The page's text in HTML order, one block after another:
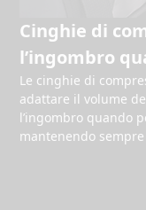
Cinghie di
l’ingombro
Le cinghie di
adattare il volume
l’ingombro quando
mantenendo